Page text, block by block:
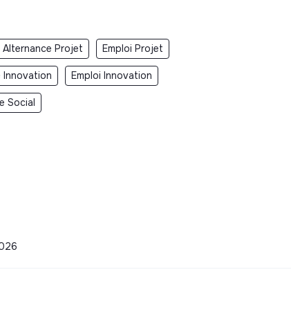
Alternance Projet Emploi Projet
Innovation Emploi Innovation
Social